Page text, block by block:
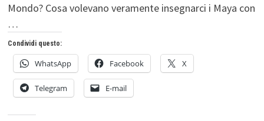
Mondo? Cosa volevano veramente insegnarci i Maya con
…
Condividi questo:
WhatsApp Facebook X
Telegram E-mail